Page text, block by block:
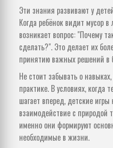
Эти знания развивают у
Когда ребёнок видит мусор в
возникает вопрос: "Почему
сделать?". Это делает их
принятию важных решений в
Не стоит забывать о
практике. В условиях, когда
шагает вперед, детские
взаимодействие с природой
именно они формируют
необходимые в жизни.